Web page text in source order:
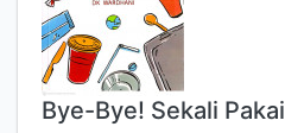
Bye-Bye! Sekali Pakai